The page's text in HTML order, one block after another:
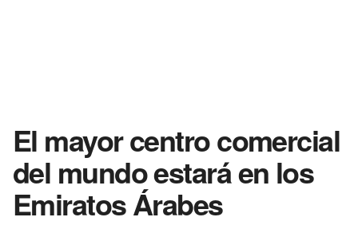
El mayor centro comercial
del mundo estará en los
Emiratos Árabes